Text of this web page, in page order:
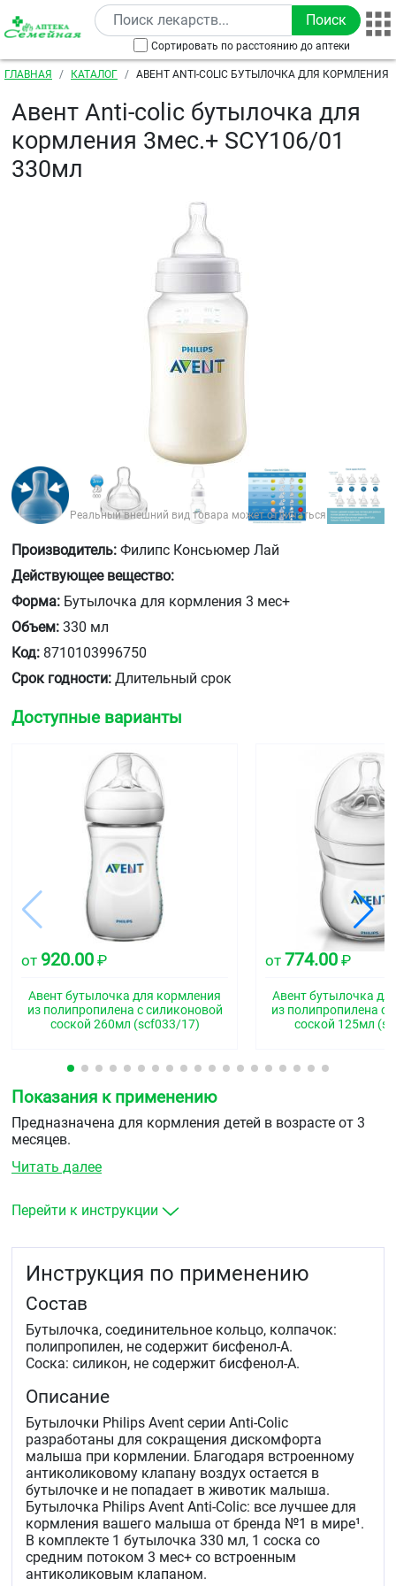
Перейти к основному содержанию
Сортировать по расстоянию до аптеки
Строка навигации
ГЛАВНАЯ КАТАЛОГ
АВЕНТ ANTI-COLIC БУТЫЛОЧКА ДЛЯ КОРМЛЕНИЯ
Авент Anti-colic бутылочка для
кормления 3мес.+ SCY106/01
330мл
Реальный внешний вид товара может отличаться
Производитель: Филипс Консьюмер Лай
Действующее вещество:
Форма: Бутылочка для кормления 3 мес+
Объем: 330 мл
Код: 8710103996750
Срок годности: Длительный срок
Доступные варианты
от 920.00 ₽
Авент бутылочка для кормления
из полипропилена с силиконовой
соской 260мл (scf033/17)
от774.00 ₽
Авент бутылочка
из полипропилена с
соской 125мл
Показания к применению
Предназначена для кормления детей в возрасте от 3
месяцев.
Читать далее
Перейти к инструкции
Инструкция по применению
Состав
Бутылочка, соединительное кольцо, колпачок:
полипропилен, не содержит бисфенол-А.
Соска: силикон, не содержит бисфенол-А.
Описание
Бутылочки Philips Avent серии Anti-Colic
разработаны для сокращения дискомфорта
малыша при кормлении. Благодаря встроенному
антиколиковому клапану воздух остается в
бутылочке и не попадает в животик малыша.
Бутылочка Philips Avent Anti-Colic: все лучшее для
кормления вашего малыша от бренда №1 в мире¹.
В комплекте 1 бутылочка 330 мл, 1 соска со
средним потоком 3 мес+ со встроенным
антиколиковым клапаном.